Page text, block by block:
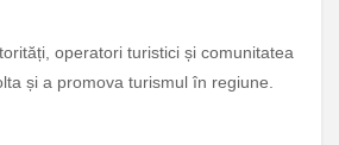
operatori turistici și comunitatea
și a promova turismul în regiune.